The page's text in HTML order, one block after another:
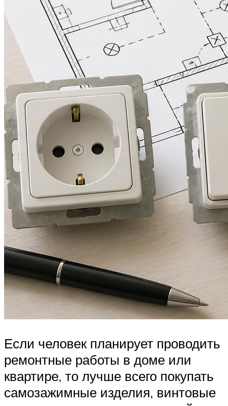
Если человек планирует проводить
ремонтные работы в доме или
квартире, то лучше всего покупать
самозажимные изделия, винтовые